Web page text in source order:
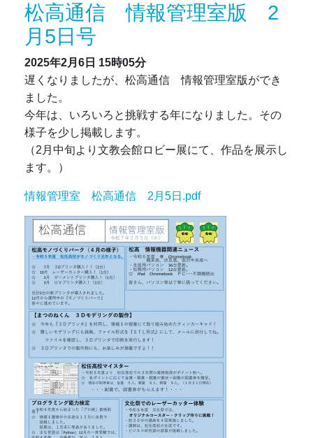
松高通信 情報管理室版 2
月5日号
2025年2月6日 15時05分
遅くなりましたが、松高通信 情報管理室版ができ
ました。
今年は、いろいろと挑戦する年になりました。その
様子を少し掲載します。
（2月中旬より文教会館ロビー展にて、作品を展示し
ます。）
情報管理室 松高通信 2月5日.pdf